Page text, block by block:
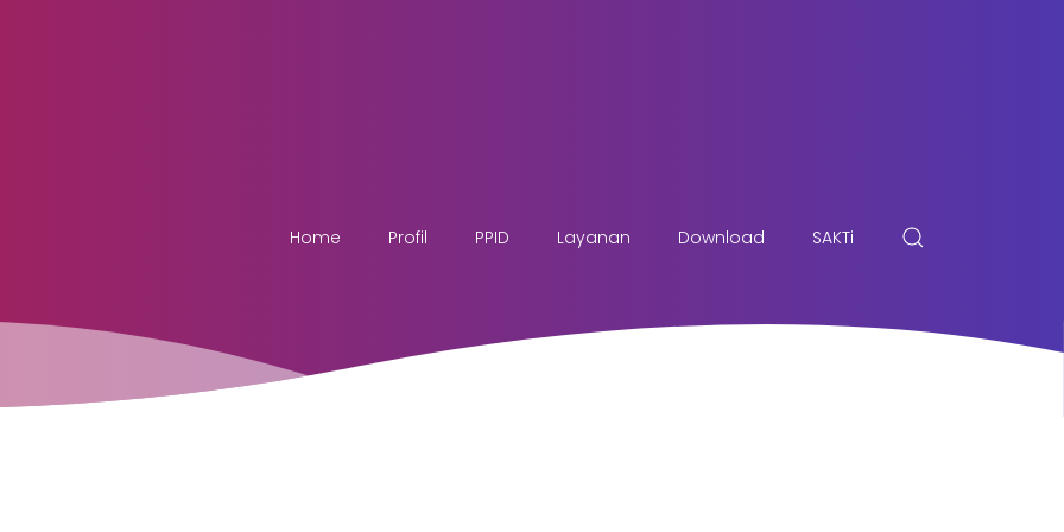
Home Profil PPID Layanan Download SAKTi